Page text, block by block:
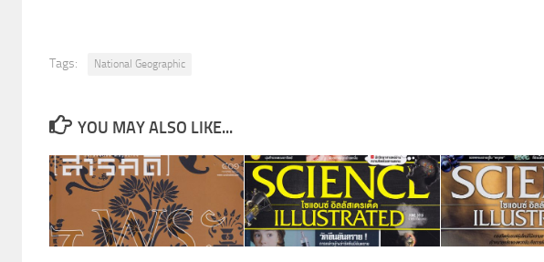
Tags: National Geographic
YOU MAY ALSO LIKE...